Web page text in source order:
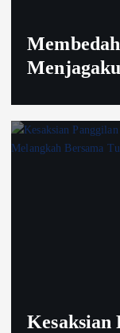
Menjagaku
Kesaksian